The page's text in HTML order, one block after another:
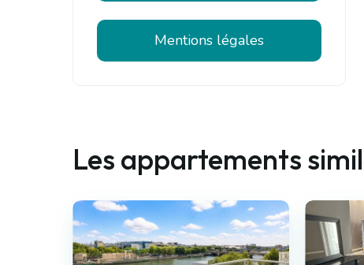
Mentions légales
Les appartements